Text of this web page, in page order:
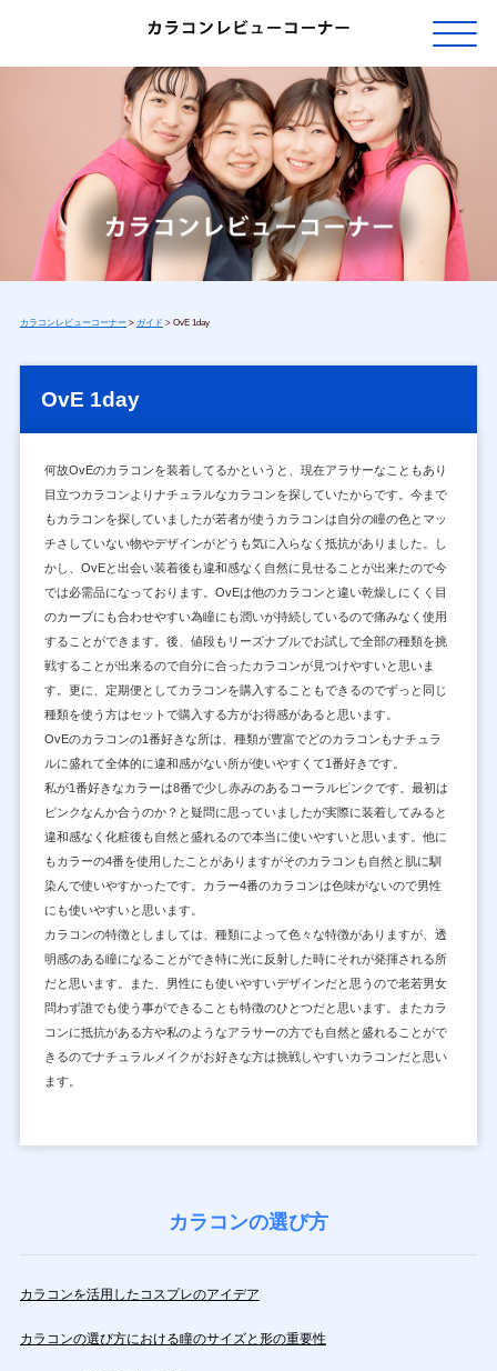
カラコンレビューコーナー> ガイド > OvE 1day
OvE 1day
何故OvEのカラコンを装着してるかというと、現在アラサーなこともあり
目立つカラコンよりナチュラルなカラコンを探していたからです。今まで
もカラコンを探していましたが若者が使うカラコンは自分の瞳の色とマッ
チさしていない物やデザインがどうも気に入らなく抵抗がありました。し
かし、OvEと出会い装着後も違和感なく自然に見せることが出来たので今
では必需品になっております。OvEは他のカラコンと違い乾燥しにくく目
のカーブにも合わせやすい為瞳にも潤いが持続しているので痛みなく使用
することができます。後、値段もリーズナブルでお試しで全部の種類を挑
戦することが出来るので自分に合ったカラコンが見つけやすいと思いま
す。更に、定期便としてカラコンを購入することもできるのでずっと同じ
種類を使う方はセットで購入する方がお得感があると思います。
OvEのカラコンの1番好きな所は、種類が豊富でどのカラコンもナチュラ
ルに盛れて全体的に違和感がない所が使いやすくて1番好きです。
私が1番好きなカラーは8番で少し赤みのあるコーラルピンクです。最初は
ピンクなんか合うのか？と疑問に思っていましたが実際に装着してみると
違和感なく化粧後も自然と盛れるので本当に使いやすいと思います。他に
もカラーの4番を使用したことがありますがそのカラコンも自然と肌に馴
染んで使いやすかったです。カラー4番のカラコンは色味がないので男性
にも使いやすいと思います。
カラコンの特徴としましては、種類によって色々な特徴がありますが、透
明感のある瞳になることができ特に光に反射した時にそれが発揮される所
だと思います。また、男性にも使いやすいデザインだと思うので老若男女
問わず誰でも使う事ができることも特徴のひとつだと思います。またカラ
コンに抵抗がある方や私のようなアラサーの方でも自然と盛れることがで
きるのでナチュラルメイクがお好きな方は挑戦しやすいカラコンだと思い
ます。
カラコンの選び方
カラコンを活用したコスプレのアイデア
カラコンの選び方における瞳のサイズと形の重要性